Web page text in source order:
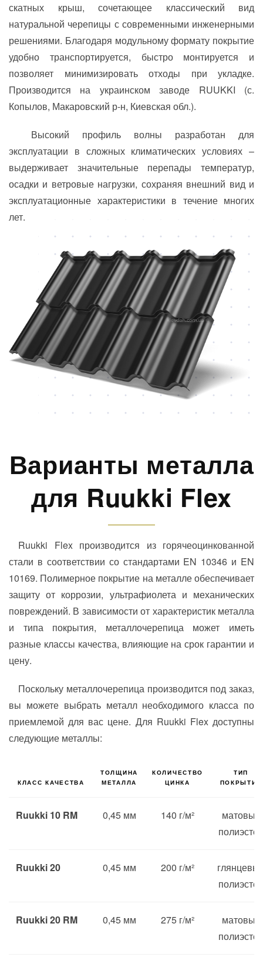
скатных крыш, сочетающее классический вид
натуральной черепицы с современными инженерными
решениями. Благодаря модульному формату покрытие
удобно транспортируется, быстро монтируется и
позволяет минимизировать отходы при укладке.
Производится на украинском заводе RUUKKI (с.
Копылов, Макаровский р-н, Киевская обл.).
Высокий профиль волны разработан для
эксплуатации в сложных климатических условиях –
выдерживает значительные перепады температур,
осадки и ветровые нагрузки, сохраняя внешний вид и
эксплуатационные характеристики в течение многих
лет.
Варианты металла
для Ruukki Flex
Ruukki Flex производится из горячеоцинкованной
стали в соответствии со стандартами EN 10346 и EN
10169. Полимерное покрытие на металле обеспечивает
защиту от коррозии, ультрафиолета и механических
повреждений. В зависимости от характеристик металла
и типа покрытия, металлочерепица может иметь
разные классы качества, влияющие на срок гарантии и
цену.
Поскольку металлочерепица производится под заказ,
вы можете выбрать металл необходимого класса по
приемлемой для вас цене. Для Ruukki Flex доступны
следующие металлы:
КЛАСС КАЧЕСТВА
ТОЛЩИНА
МЕТАЛЛА
КОЛИЧЕСТВО
ЦИНКА
ТИП
ПОКРЫТИЯ
Ruukki 10 RM 0,45 мм 140 г/м²
матовый
полиэстер
Ruukki 20 0,45 мм 200 г/м²
полиэстер
Ruukki 20 RM 0,45 мм 275 г/м²
матовый
полиэстер